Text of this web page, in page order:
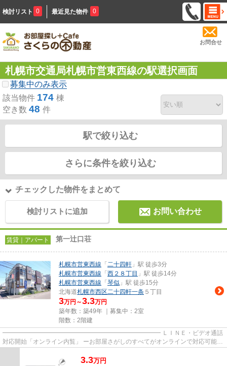
検討リスト 0 最近見た物件 0
お問合せ
札幌市交通局札幌市営東西線の駅選択画面
募集中のみ表示
該当物件 174 棟
空き数 48 件
駅で絞り込む
さらに条件を絞り込む
チェックした物件をまとめて
検討リストに追加 お問い合わせ
賃貸｜アパート 第一辻口荘
札幌市営東西線 「 二十四軒 」駅 徒歩3分
札幌市営東西線 「 西２８丁目 」駅 徒歩14分
札幌市営東西線 「 琴似 」駅 徒歩15分
北海道札幌市西区二十四軒一条 ５丁目
3万円～3.3万円
築年数：築49年 ｜募集中： 2室
階数：2階建
━━━━━━━━━━━━━━━━━━━━━━━━━━ ＬＩＮＥ・ビデオ通話
対応開始「オンライン内覧」 ーお部屋さがしのすべてがオンラインで対応可能ー
3.3万円